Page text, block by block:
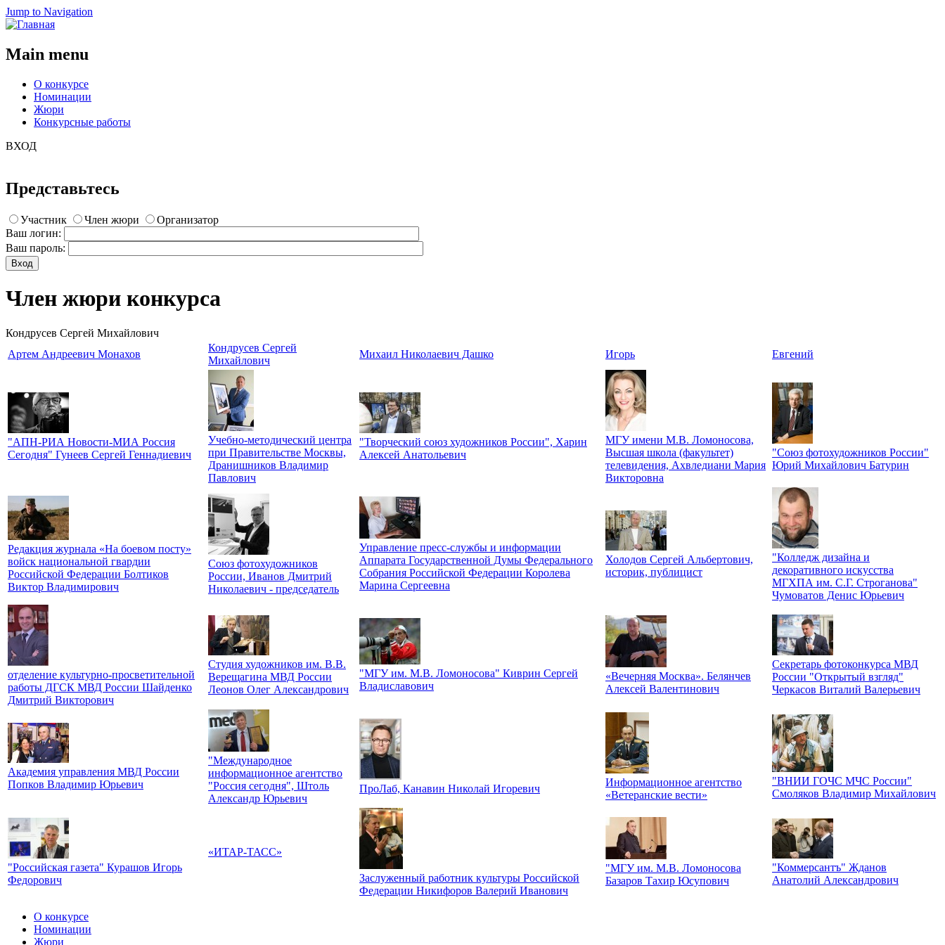
Jump to Navigation
Main menu
О конкурсе
Номинации
Жюри
Конкурсные работы
ВХОД
Представьтесь
Участник Член жюри
Организатор
Ваш логин:
Ваш пароль:
Член жюри конкурса
Кондрусев Сергей Михайлович
Артем Андреевич Монахов
Кондрусев Сергей
Михайлович
Михаил Николаевич Дашко Игорь Евгений
"АПН-РИА Новости-МИА Россия
Сегодня" Гунеев Сергей Геннадиевич
Учебно-методический центра
при Правительстве Москвы,
Дранишников Владимир
Павлович
"Творческий союз художников России", Харин
Алексей Анатольевич
МГУ имени М.В. Ломоносова,
Высшая школа (факультет)
телевидения, Ахвледиани Мария
Викторовна
"Союз фотохудожников России"
Юрий Михайлович Батурин
Редакция журнала «На боевом посту»
войск национальной гвардии
Российской Федерации Болтиков
Виктор Владимирович
Союз фотохудожников
России, Иванов Дмитрий
Николаевич - председатель
Управление пресс-службы и информации
Аппарата Государственной Думы Федерального
Собрания Российской Федерации Королева
Марина Сергеевна
Холодов Сергей Альбертович,
историк, публицист
"Колледж дизайна и
декоративного искусства
МГХПА им. С.Г. Строганова"
Чумоватов Денис Юрьевич
отделение культурно-просветительной
работы ДГСК МВД России Шайденко
Дмитрий Викторович
Студия художников им. В.В.
Верещагина МВД России
Леонов Олег Александрович
"МГУ им. М.В. Ломоносова" Киврин Сергей
Владиславович
«Вечерняя Москва». Белянчев
Алексей Валентинович
Секретарь фотоконкурса МВД
России "Открытый взгляд"
Черкасов Виталий Валерьевич
Академия управления МВД России
Попков Владимир Юрьевич
"Международное
информационное агентство
"Россия сегодня", Штоль
Александр Юрьевич
ПроЛаб, Канавин Николай Игоревич
Информационное агентство
«Ветеранские вести»
"ВНИИ ГОЧС МЧС России"
Смоляков Владимир Михайлович
"Российская газета" Курашов Игорь
Федорович
«ИТАР-ТАСС»
Заслуженный работник культуры Российской
Федерации Никифоров Валерий Иванович
"МГУ им. М.В. Ломоносова
Базаров Тахир Юсупович
"Коммерсантъ" Жданов
Анатолий Александрович
О конкурсе
Номинации
Жюри